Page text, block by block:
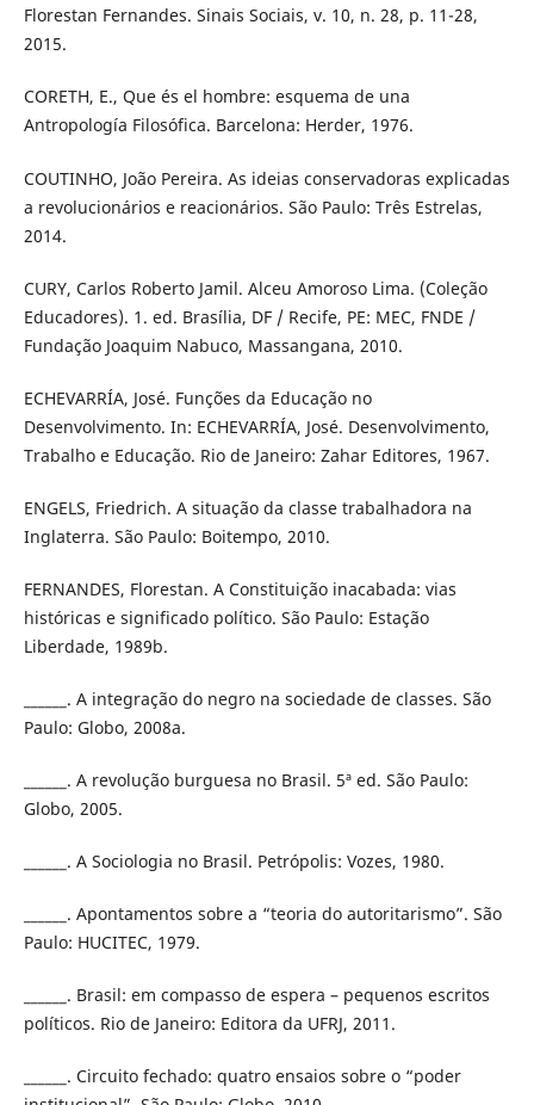
Florestan Fernandes. Sinais Sociais, v. 10, n. 28, p. 11-28,
2015.
CORETH, E., Que és el hombre: esquema de una
Antropología Filosófica. Barcelona: Herder, 1976.
COUTINHO, João Pereira. As ideias conservadoras explicadas
a revolucionários e reacionários. São Paulo: Três Estrelas,
2014.
CURY, Carlos Roberto Jamil. Alceu Amoroso Lima. (Coleção
Educadores). 1. ed. Brasília, DF / Recife, PE: MEC, FNDE /
Fundação Joaquim Nabuco, Massangana, 2010.
ECHEVARRÍA, José. Funções da Educação no
Desenvolvimento. In: ECHEVARRÍA, José. Desenvolvimento,
Trabalho e Educação. Rio de Janeiro: Zahar Editores, 1967.
ENGELS, Friedrich. A situação da classe trabalhadora na
Inglaterra. São Paulo: Boitempo, 2010.
FERNANDES, Florestan. A Constituição inacabada: vias
históricas e significado político. São Paulo: Estação
Liberdade, 1989b.
______. A integração do negro na sociedade de classes. São
Paulo: Globo, 2008a.
______. A revolução burguesa no Brasil. 5ª ed. São Paulo:
Globo, 2005.
______. A Sociologia no Brasil. Petrópolis: Vozes, 1980.
______. Apontamentos sobre a “teoria do autoritarismo”. São
Paulo: HUCITEC, 1979.
______. Brasil: em compasso de espera – pequenos escritos
políticos. Rio de Janeiro: Editora da UFRJ, 2011.
______. Circuito fechado: quatro ensaios sobre o “poder